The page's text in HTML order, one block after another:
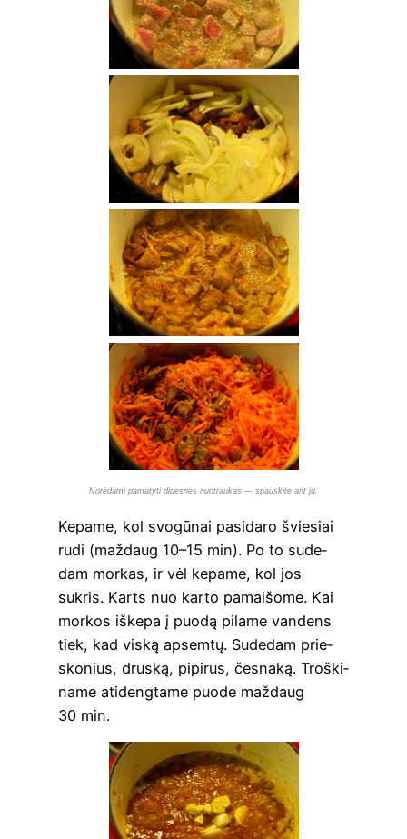
Norė­dami pama­tyti dides­nes nuo­trau­kas — spau­s­ki­te ant jų.
Kepa­me, kol svo­gū­nai pasi­da­ro švie­siai
rudi (maž­daug 10–15 min). Po to sude­
dam mor­kas, ir vėl kepa­me, kol jos
sukris. Karts nuo kar­to pamai­šo­me. Kai
mor­kos iške­pa į puo­dą pila­me van­dens
tiek, kad vis­ką apsem­tų. Sude­dam prie­
sko­nius, drus­ką, pipi­rus, čes­na­ką. Troš­ki­
na­me ati­deng­ta­me puo­de maž­daug
30 min.